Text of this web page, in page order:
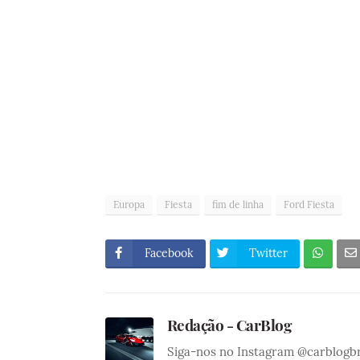
Europa Fiesta fim de linha Ford Fiesta
Facebook Twitter
Redação - CarBlog
Siga-nos no Instagram